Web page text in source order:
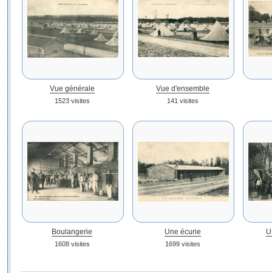
Vue générale
1523 visites
Vue d'ensemble
141 visites
Boulangerie
1608 visites
Une écurie
1699 visites